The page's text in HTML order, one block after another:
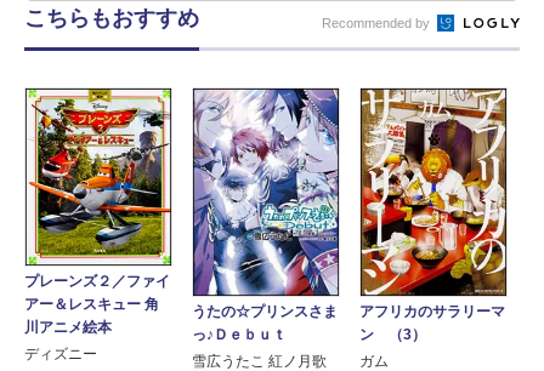
こちらもおすすめ Recommended by
プレーンズ２／ファイ
アー＆レスキュー 角
川アニメ絵本
ディズニー
うたの☆プリンスさま
っ♪Ｄｅｂｕｔ
雪広うたこ 紅ノ月歌
アフリカのサラリーマ
ン （3）
ガム